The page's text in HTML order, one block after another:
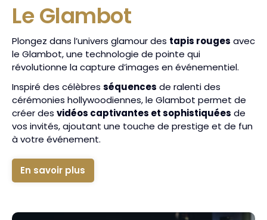
Le Glambot
Plongez dans l’univers glamour des tapis rouges avec
le Glambot, une technologie de pointe qui
révolutionne la capture d’images en événementiel.
Inspiré des célèbres séquences de ralenti des
cérémonies hollywoodiennes, le Glambot permet de
créer des vidéos captivantes et sophistiquées de
vos invités, ajoutant une touche de prestige et de fun
à votre événement.
En savoir plus